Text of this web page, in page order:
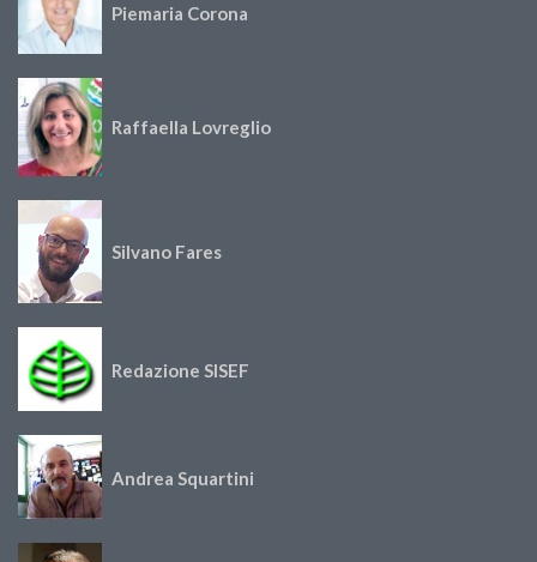
Piemaria Corona
Raffaella Lovreglio
Silvano Fares
Redazione SISEF
Andrea Squartini